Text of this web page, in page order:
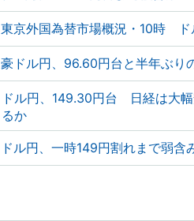
東京外国為替市場概況・10時 ド
豪ドル円、96.60円台と半年ぶ
ドル円、149.30円台 日経は大
るか
ドル円、一時149円割れまで弱